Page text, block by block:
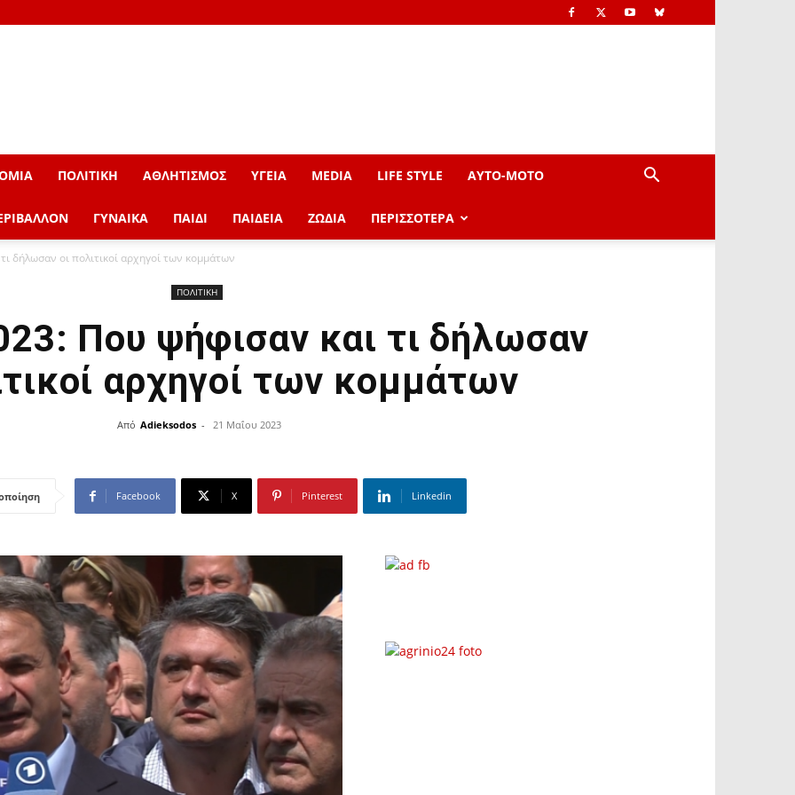
ΠΟΛΙΤΙΚΗ ΑΘΛΗΤΙΣΜΟΣ ΥΓΕΙΑ MEDIA LIFE STYLE AYTO-ΜOTO
ΓΥΝΑΙΚΑ ΠΑΙΔΙ ΠΑΙΔΕΙΑ ΖΩΔΙΑ ΠΕΡΙΣΣΟΤΕΡΑ
δήλωσαν οι πολιτικοί αρχηγοί των κομμάτων
ΠΟΛΙΤΙΚΗ
Που ψήφισαν και τι δήλωσαν
αρχηγοί των κομμάτων
Από Adieksodos - 21 Μαΐου 2023
Facebook X Pinterest Linkedin